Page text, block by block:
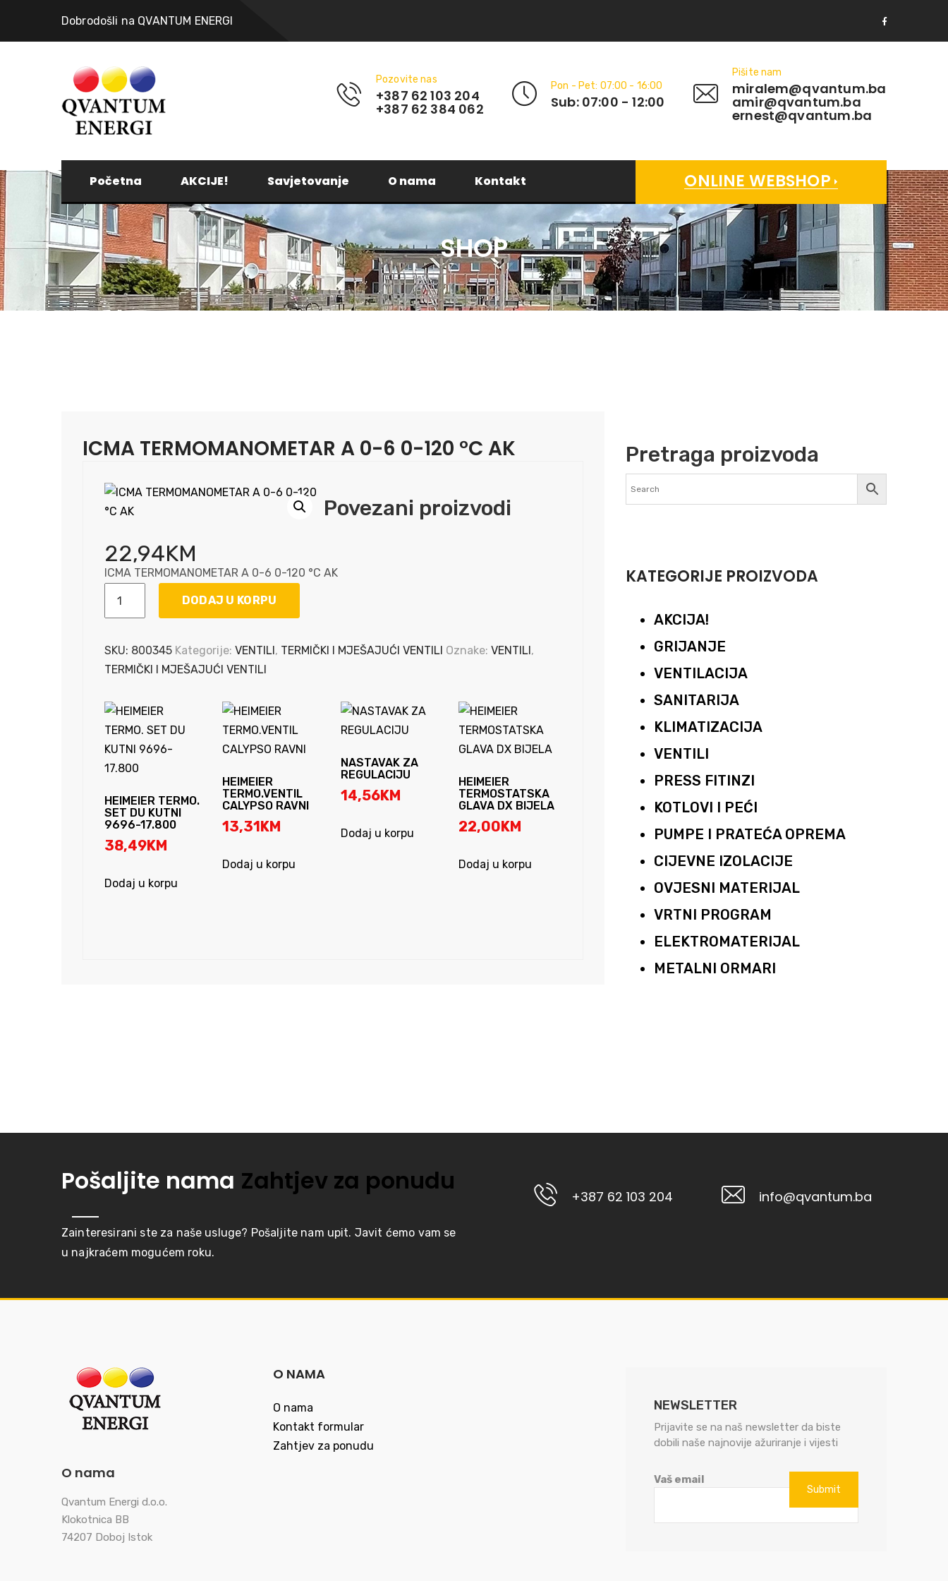
Dobrodošli na QVANTUM ENERGI
Pozovite nas
+387 62 103 204
+387 62 384 062
Pon - Pet: 07:00 - 16:00
Sub: 07:00 - 12:00
Pišite nam
miralem@qvantum.ba
amir@qvantum.ba
ernest@qvantum.ba
Početna AKCIJE! Savjetovanje O nama Kontakt ONLINE WEBSHOP
SHOP
ICMA TERMOMANOMETAR A 0-6 0-120 °C AK
22,94KM
ICMA TERMOMANOMETAR A 0-6 0-120 °C AK
0-
6
120
°C
AK
količina
DODAJ U KORPU
SKU: 800345 Kategorije: VENTILI, TERMIČKI I MJEŠAJUĆI VENTILI Oznake: VENTILI,
TERMIČKI I MJEŠAJUĆI VENTILI
Povezani proizvodi
HEIMEIER TERMO.
SET DU KUTNI
9696-17.800
38,49KM
Dodaj u korpu
HEIMEIER
TERMO.VENTIL
CALYPSO RAVNI
13,31KM
Dodaj u korpu
NASTAVAK ZA
REGULACIJU
14,56KM
Dodaj u korpu
HEIMEIER
TERMOSTATSKA
GLAVA DX BIJELA
22,00KM
Dodaj u korpu
Pretraga proizvoda
KATEGORIJE PROIZVODA
AKCIJA!
GRIJANJE
VENTILACIJA
SANITARIJA
KLIMATIZACIJA
VENTILI
PRESS FITINZI
KOTLOVI I PEĆI
PUMPE I PRATEĆA OPREMA
CIJEVNE IZOLACIJE
OVJESNI MATERIJAL
VRTNI PROGRAM
ELEKTROMATERIJAL
METALNI ORMARI
Pošaljite nama Zahtjev za ponudu
Zainteresirani ste za naše usluge? Pošaljite nam upit. Javit ćemo vam se
u najkraćem mogućem roku.
+387 62 103 204 info@qvantum.ba
O nama
Qvantum Energi d.o.o.
Klokotnica BB
74207 Doboj Istok
O NAMA
O nama
Kontakt formular
Zahtjev za ponudu
NEWSLETTER
Prijavite se na naš newsletter da biste
dobili naše najnovije ažuriranje i vijesti
Vaš email